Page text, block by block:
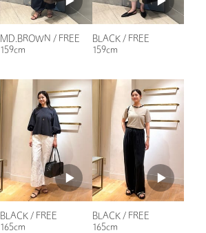
4032-3-000081
MD.BROWN / FREE
159cm
BLACK / FREE
159cm
BLACK / FREE
165cm
BLACK / FREE
165cm